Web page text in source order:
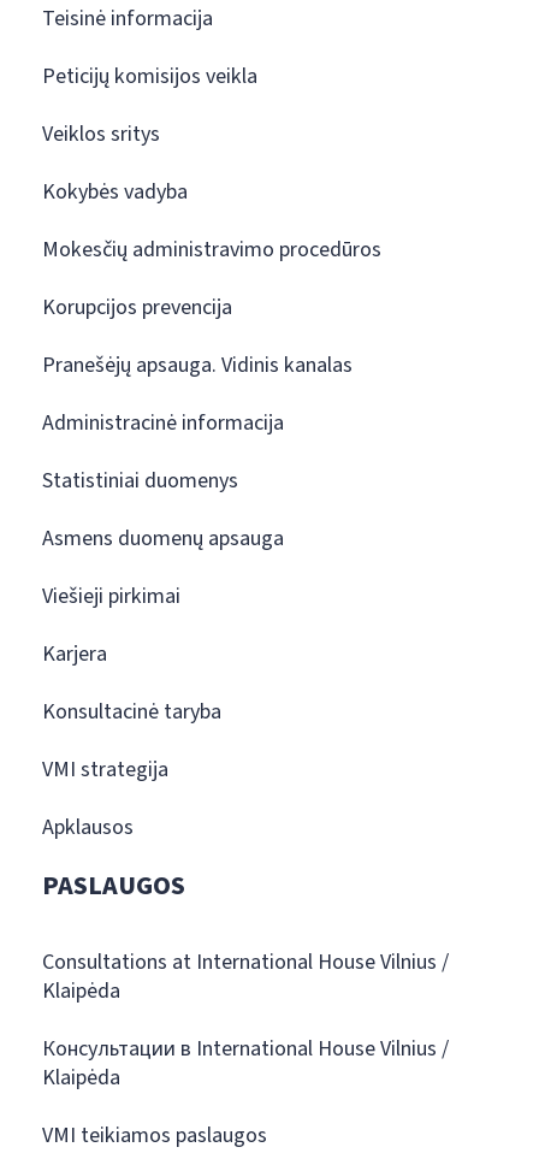
Teisinė informacija
Peticijų komisijos veikla
Veiklos sritys
Kokybės vadyba
Mokesčių administravimo procedūros
Korupcijos prevencija
Pranešėjų apsauga. Vidinis kanalas
Administracinė informacija
Statistiniai duomenys
Asmens duomenų apsauga
Viešieji pirkimai
Karjera
Konsultacinė taryba
VMI strategija
Apklausos
PASLAUGOS
Consultations at International House Vilnius /
Klaipėda
Консультации в International House Vilnius /
Klaipėda
VMI teikiamos paslaugos